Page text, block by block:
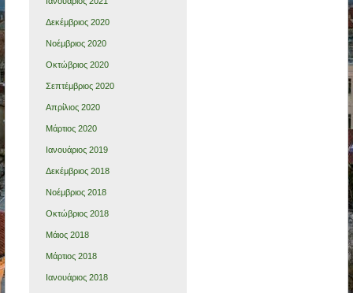
Δεκέμβριος 2020
Νοέμβριος 2020
Οκτώβριος 2020
Σεπτέμβριος 2020
Απρίλιος 2020
Μάρτιος 2020
Ιανουάριος 2019
Δεκέμβριος 2018
Νοέμβριος 2018
Οκτώβριος 2018
Μάιος 2018
Μάρτιος 2018
Ιανουάριος 2018